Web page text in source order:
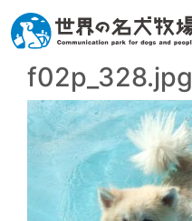
f02p_328.jpg